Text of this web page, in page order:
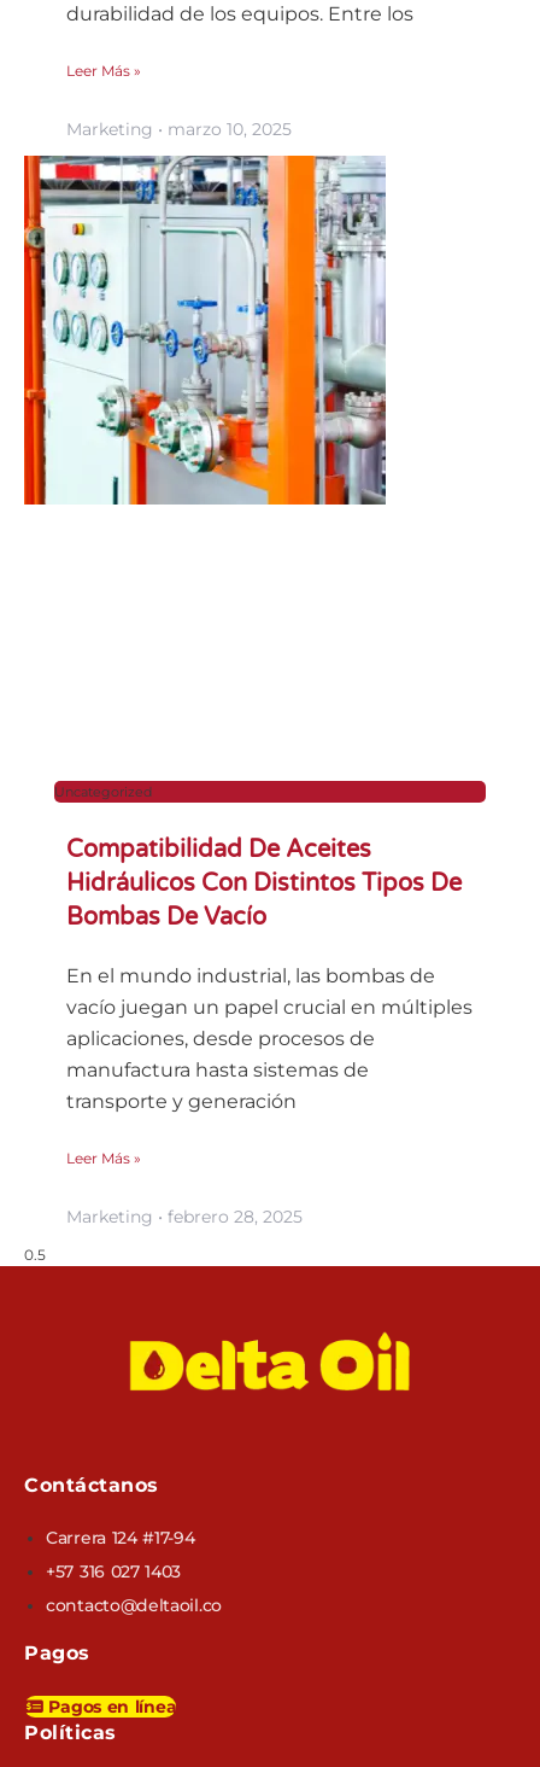
durabilidad de los equipos. Entre los
Leer Más »
Marketing marzo 10, 2025
Uncategorized
Compatibilidad De Aceites
Hidráulicos Con Distintos Tipos De
Bombas De Vacío
En el mundo industrial, las bombas de
vacío juegan un papel crucial en múltiples
aplicaciones, desde procesos de
manufactura hasta sistemas de
transporte y generación
Leer Más »
Marketing febrero 28, 2025
Contáctanos
Carrera 124 #17-94
+57 316 027 1403
contacto@deltaoil.co
Pagos
Pagos en línea
Políticas​